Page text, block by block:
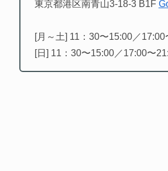
東京都港区南青山3-18-3 B1F
[月～土] 11：30〜15:00／17:00
[日] 11：30〜15:00／17:00〜